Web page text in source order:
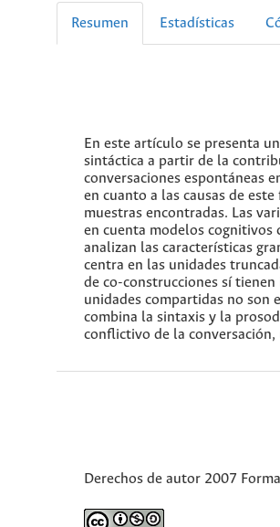
Resumen Estadísticas
En este artículo se presenta
sintáctica a partir de la
conversaciones espontáneas
en cuanto a las causas de
muestras encontradas. Las
en cuenta modelos cognitivos
analizan las características
centra en las unidades
de co-construcciones sí
unidades compartidas no son
combina la sintaxis y la
conflictivo de la
Derechos de autor 2007